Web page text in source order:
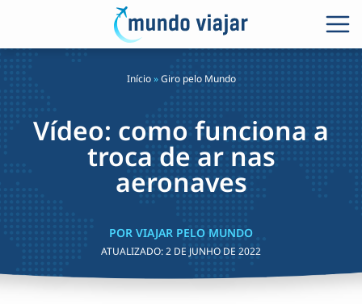
Início»Giro pelo Mundo
Vídeo: como funciona a
troca de ar nas
aeronaves
POR VIAJAR PELO MUNDO
ATUALIZADO:2 DE JUNHO DE 2022